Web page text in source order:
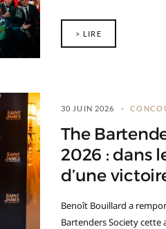
> LIRE
30 JUIN 2026
The
2026 : dans
d’une
Benoît Bouillard a
Bartenders Society